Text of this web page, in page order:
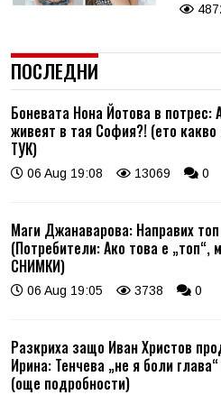
ПОСЛЕДНИ
Боневата Нона Йотова в потрес:
живеят в тая София?! (ето
ТУК)
06 Aug 19:08 13069 0
Маги Джанаварова: Направих
(Потребители: Ако това е
СНИМКИ)
06 Aug 19:05 3738 0
Разкриха защо Иван Христов
Ирина: Тенчева „не я боли
(още подробности)